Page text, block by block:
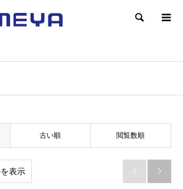
検索
古い順 閲覧数順
表示  